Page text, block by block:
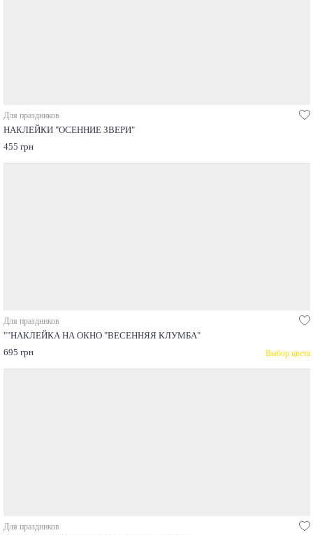
Для праздников
НАКЛЕЙКИ "ОСЕННИЕ ЗВЕРИ"
455 грн
Для праздников
""НАКЛЕЙКА НА ОКНО "ВЕСЕННЯЯ КЛУМБА"
695 грн
Выбор цвета
Для праздников